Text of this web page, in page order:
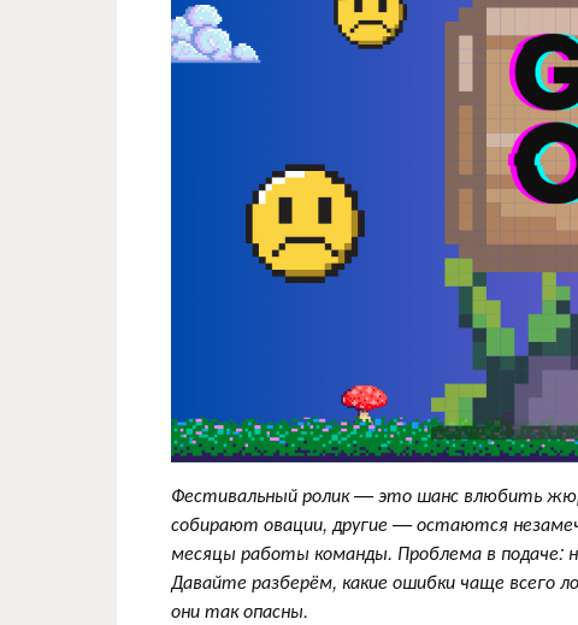
Фестивальный ролик — это шанс влюбить
собирают овации, другие — остаются
месяцы работы команды. Проблема в подаче:
Давайте разберём, какие ошибки чаще всего
они так опасны.